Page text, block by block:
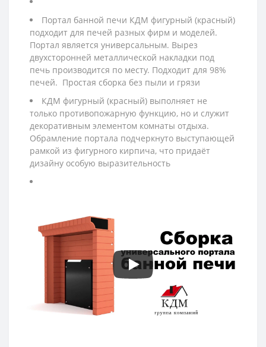
Портал банной печи КДМ фигурный (красный)
подходит для печей разных фирм и моделей.
Портал является универсальным. Вырез
двухсторонней металлической накладки под
печь производится по месту. Подходит для 98%
печей. Простая сборка без пыли и грязи
КДМ фигурный (красный) выполняет не
только противопожарную функцию, но и служит
декоративным элементом комнаты отдыха.
Обрамление портала подчеркнуто выступающей
рамкой из фигурного кирпича, что придаёт
дизайну особую выразительность